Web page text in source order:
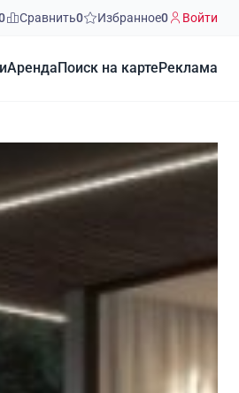
Сравнить0 Избранное0 Войти
Аренда Поиск на карте Реклама